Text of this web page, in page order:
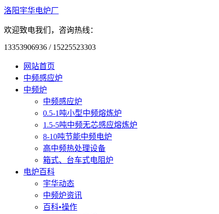
洛阳宇华电炉厂
欢迎致电我们，咨询热线：
13353906936 / 15225523303
网站首页
中频感应炉
中频炉
中频感应炉
0.5-1吨小型中频熔炼炉
1.5-5吨中频无芯感应熔炼炉
8-10吨节能中频电炉
高中频热处理设备
箱式、台车式电阻炉
电炉百科
宇华动态
中频炉资讯
百科•操作